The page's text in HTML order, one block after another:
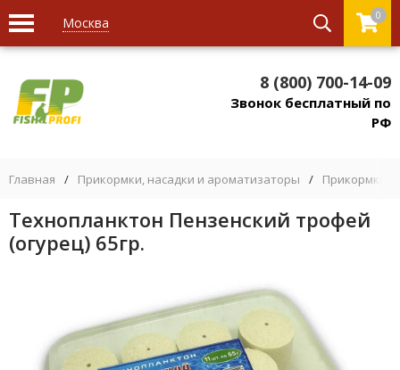
Москва 0
8 (800) 700-14-09
Звонок бесплатный по
РФ
Главная / Прикормки, насадки и ароматизаторы / Прикормки
Технопланктон Пензенский трофей
(огурец) 65гр.